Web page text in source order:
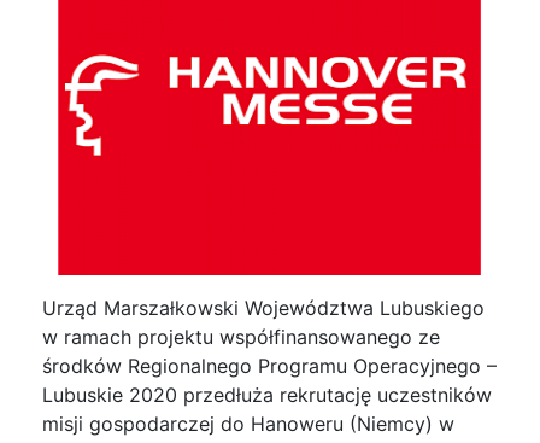
Urząd Marszałkowski Województwa Lubuskiego
w ramach projektu współfinansowanego ze
środków Regionalnego Programu Operacyjnego –
Lubuskie 2020 przedłuża rekrutację uczestników
misji gospodarczej do Hanoweru (Niemcy) w